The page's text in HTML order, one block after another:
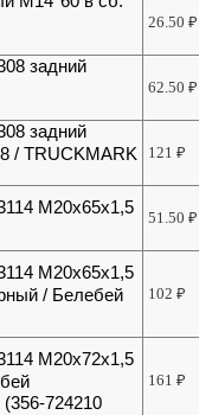
26.50₽
задний
62.50₽
задний
/ TRUCKMARK
121₽
М20х65х1,5
51.50₽
М20х65х1,5
/ Белебей
102₽
М20х72х1,5
(356-724210
161₽